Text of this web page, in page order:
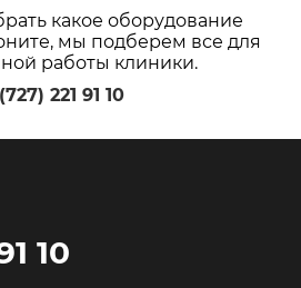
какое оборудование
мы подберем все для
работы клиники.
221 91 10
10